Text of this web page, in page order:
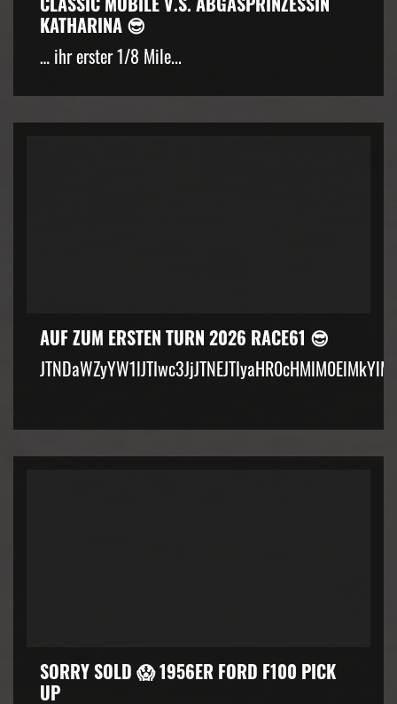
KATHARINA 😎
… ihr erster 1/8 Mile...
AUF ZUM ERSTEN TURN 2026 RACE61 😎
SORRY SOLD 😱 1956ER FORD F100 PICK
UP